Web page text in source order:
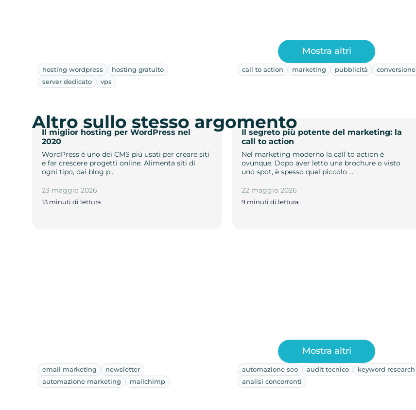
hosting wordpress
hosting gratuito
server dedicato
vps
Il miglior hosting per WordPress nel
2020
WordPress è uno dei CMS più usati per creare siti
e far crescere progetti online. Alimenta siti di
ogni tipo, dai blog p…
23 maggio 2026
13 minuti di lettura
call to action marketing pubblicità conversione
Il segreto più potente del marketing: la
call to action
Nel marketing moderno la call to action è
ovunque. Dopo aver letto una brochure o visto
uno spot, è spesso quel piccolo …
22 maggio 2026
9 minuti di lettura
Mostra altri
Altro sullo stesso argomento
email marketing
newsletter
automazione marketing
mailchimp
automazione seo audit tecnico
keyword research
analisi concorrenti
Mostra altri